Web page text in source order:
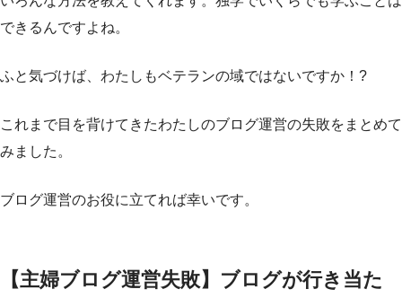
できるんですよね。
ふと気づけば、わたしもベテランの域ではないですか！?
これまで目を背けてきたわたしのブログ運営の失敗をまとめて
みました。
ブログ運営のお役に立てれば幸いです。
【主婦ブログ運営失敗】ブログが行き当た